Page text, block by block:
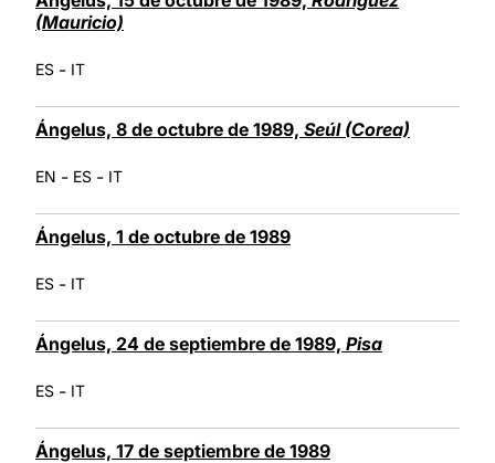
(Mauricio)
ES - IT
Ángelus, 8 de octubre de 1989, Seúl (Corea)
EN - ES - IT
Ángelus, 1 de octubre de 1989
ES - IT
Ángelus, 24 de septiembre de 1989, Pisa
ES - IT
Ángelus, 17 de septiembre de 1989